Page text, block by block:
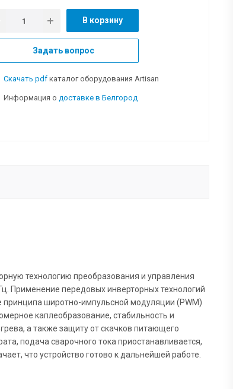
В корзину
Задать вопрос
Скачать pdfкаталог оборудования Artisan
Информация о доставке в Белгород
технологию преобразования и управления
Применение передовых инверторных технологий
широтно-импульсной модуляции (PWM)
каплеобразование, стабильность и
а также защиту от скачков питающего
подача сварочного тока приостанавливается,
что устройство готово к дальнейшей работе.